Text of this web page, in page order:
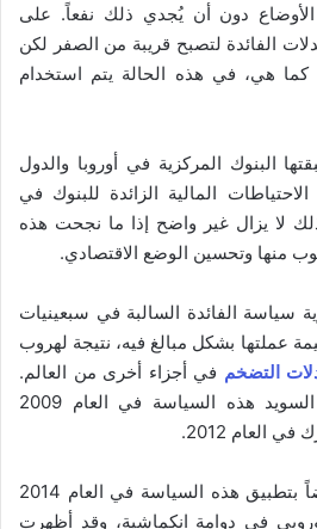
الأوضاع دون أن يُجدي ذلك نفعاً. على
الفائدة لتصبح قريبة من الصفر لكن
كما هي، في هذه الحالة يتم استخدام
البنوك المركزية في أوروبا والدول
الاحتياطات المالية الزائدة للبنوك في
لا يزال غير واضح إذا ما نجحت هذه
منها وتحسين الوضع الاقتصادي.
سياسة الفائدة السالبة في سبعينيات
عملتها بشكل مبالغ فيه، نتيجة لهروب
التضخم في أجزاء أخرى من العالم.
لنفس السبب استخدمت السويد هذه السياسة في العام 2009
الإتحاد الأوروبي قام هو أيضاً بتطبيق هذه السياسة في العام 2014
في دوامة انكماشية، وقد أظهرت